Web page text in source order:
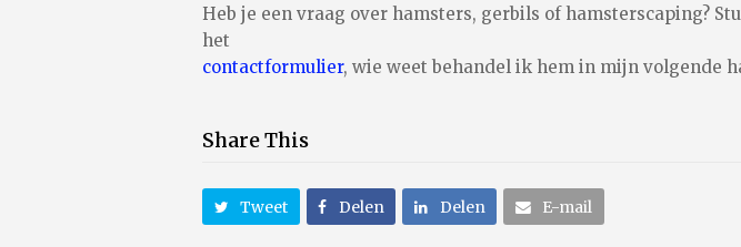
Heb je een vraag over hamsters, gerbils of hamsterscaping?
het
contactformulier, wie weet behandel ik hem in mijn volgende
Share This
Tweet Delen Delen E-mail